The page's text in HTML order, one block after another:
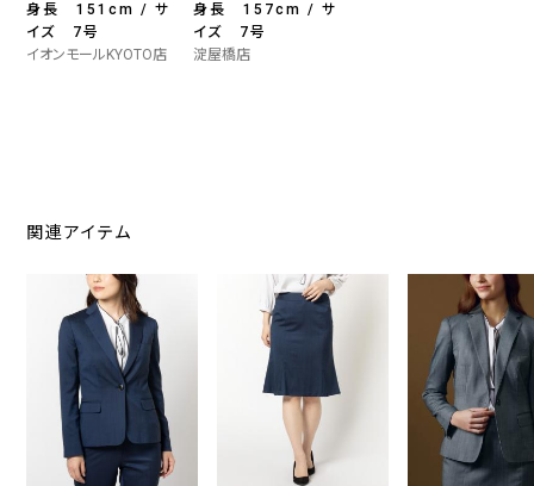
身長 151cm / サ
イズ 7号
イオンモールKYOTO店
身長 157cm / サ
イズ 7号
淀屋橋店
関連アイテム